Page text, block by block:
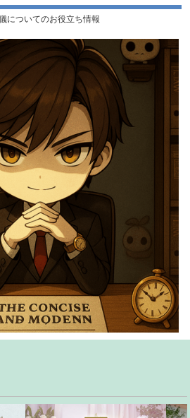
についてのお役立ち情報